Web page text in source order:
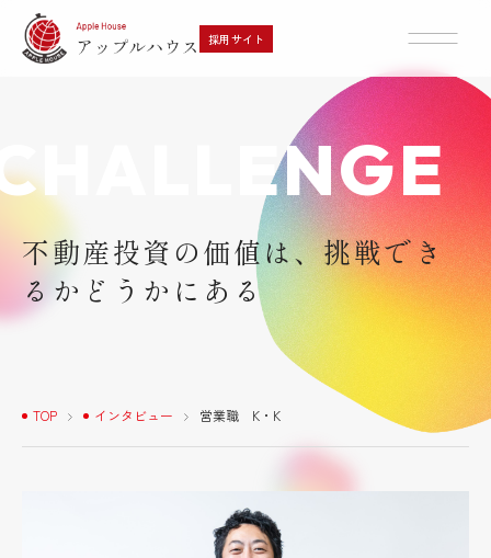
採用サイト
営業スタイルとインセンティブ
不動産投資の価値は、挑戦でき
るかどうかにある
TOP インタビュー 営業職 K・K